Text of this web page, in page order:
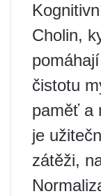
Cholin,
čistotu
paměť a
je
zátěži,